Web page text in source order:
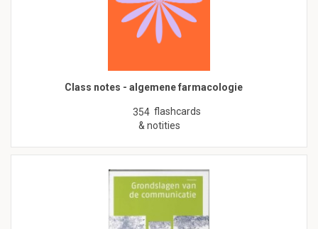
Class notes - algemene farmacologie
354 flashcards
& notities